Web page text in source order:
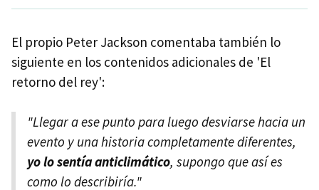
El propio Peter Jackson comentaba también lo
siguiente en los contenidos adicionales de 'El
retorno del rey':
"Llegar a ese punto para luego desviarse hacia un
evento y una historia completamente diferentes,
yo lo sentía anticlimático, supongo que así es
como lo describiría."